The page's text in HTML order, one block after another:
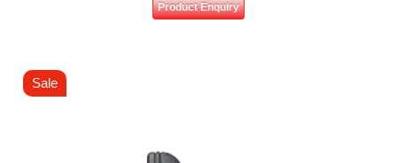
Product Enquiry
Sale